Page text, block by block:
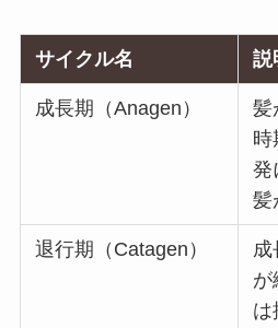
サイクル名 説
成長期（Anagen）
髪
時
発
髪
退行期（Catagen）
が
は